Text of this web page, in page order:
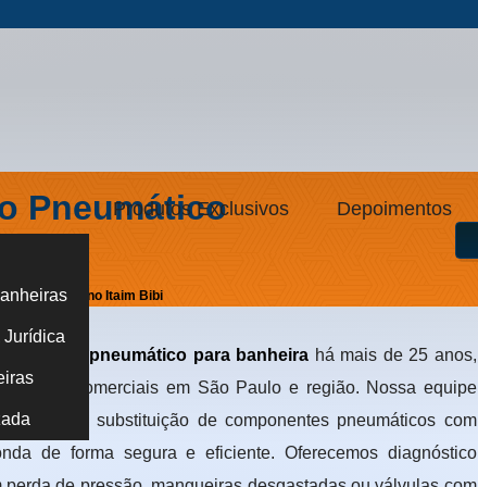
Jurídica
Produtos Exclusivos Depoimentos
Pneumático
Banheira no Itaim Bibi
pneumático para banheira há mais de 25 anos,
comerciais em São Paulo e região. Nossa equipe
e a substituição de componentes pneumáticos com
de forma segura e eficiente. Oferecemos diagnóstico